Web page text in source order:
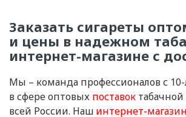
Заказать сигареты
и цены в надежном
интернет-магазине с
Мы – команда профессионалов с
в сфере оптовых поставок
всей России. Наш интернет-магазин